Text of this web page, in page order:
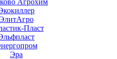
Агрохим
Пласт
Эра